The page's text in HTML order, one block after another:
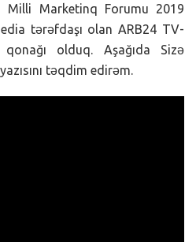
Marketinq Forumu 2019
tərəfdaşı olan ARB24 TV-
qonağı olduq. Aşağıda Sizə
təqdim edirəm.